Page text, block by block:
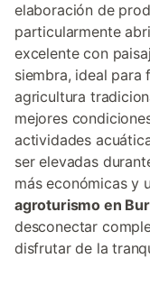
elaboración de
particularmente
excelente con
siembra, ideal para
agricultura
mejores
actividades
ser elevadas
más económicas y
agroturismo en
desconectar
disfrutar de la